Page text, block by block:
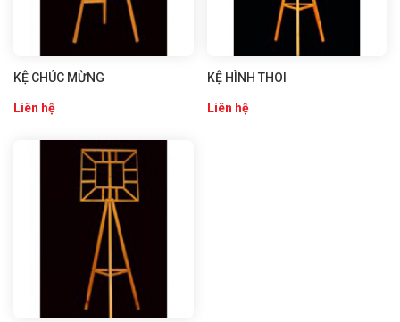
KỆ CHÚC MỪNG
Liên hệ
KỆ HÌNH THOI
Liên hệ